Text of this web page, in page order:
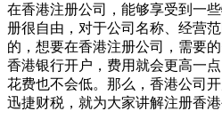
在香港注册公司，能够享受到一
册很自由，对于公司名称、经营
的，想要在香港注册公司，需要
香港银行开户，费用就会更高一
花费也不会低。那么，香港公司
迅捷财税，就为大家讲解注册香